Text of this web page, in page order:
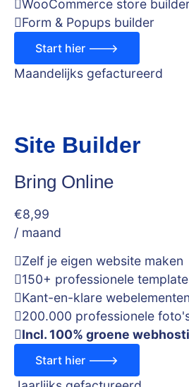
WooCommerce store
Form & Popups builder
Start hier --->
Maandelijks gefactureerd
Site Builder
Bring Online
€8,99
/ maand
Zelf je eigen website maken
150+ professionele
Kant-en-klare webelementen
200.000 professionele
Incl. 100% groene
Start hier --->